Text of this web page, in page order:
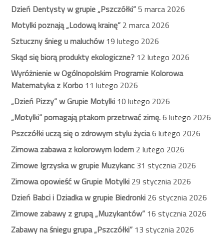
Dzień Dentysty w grupie „Pszczółki”5 marca 2026
Motylki poznają „Lodową krainę” 2 marca 2026
Sztuczny śnieg u maluchów19 lutego 2026
Skąd się biorą produkty ekologiczne? 12 lutego 2026
Wyróżnienie w Ogólnopolskim Programie Kolorowa
Matematyka z Korbo 11 lutego 2026
„Dzień Pizzy” w Grupie Motylki 10 lutego 2026
„Motylki” pomagają ptakom przetrwać zimę.6 lutego 2026
Pszczółki uczą się o zdrowym stylu życia6 lutego 2026
Zimowa zabawa z kolorowym lodem 2 lutego 2026
Zimowe Igrzyska w grupie Muzykanc 31 stycznia 2026
Zimowa opowieść w Grupie Motylki 29 stycznia 2026
Dzień Babci i Dziadka w grupie Biedronki 26 stycznia 2026
Zimowe zabawy z grupą „Muzykantów” 16 stycznia 2026
Zabawy na śniegu grupa „Pszczółki” 13 stycznia 2026